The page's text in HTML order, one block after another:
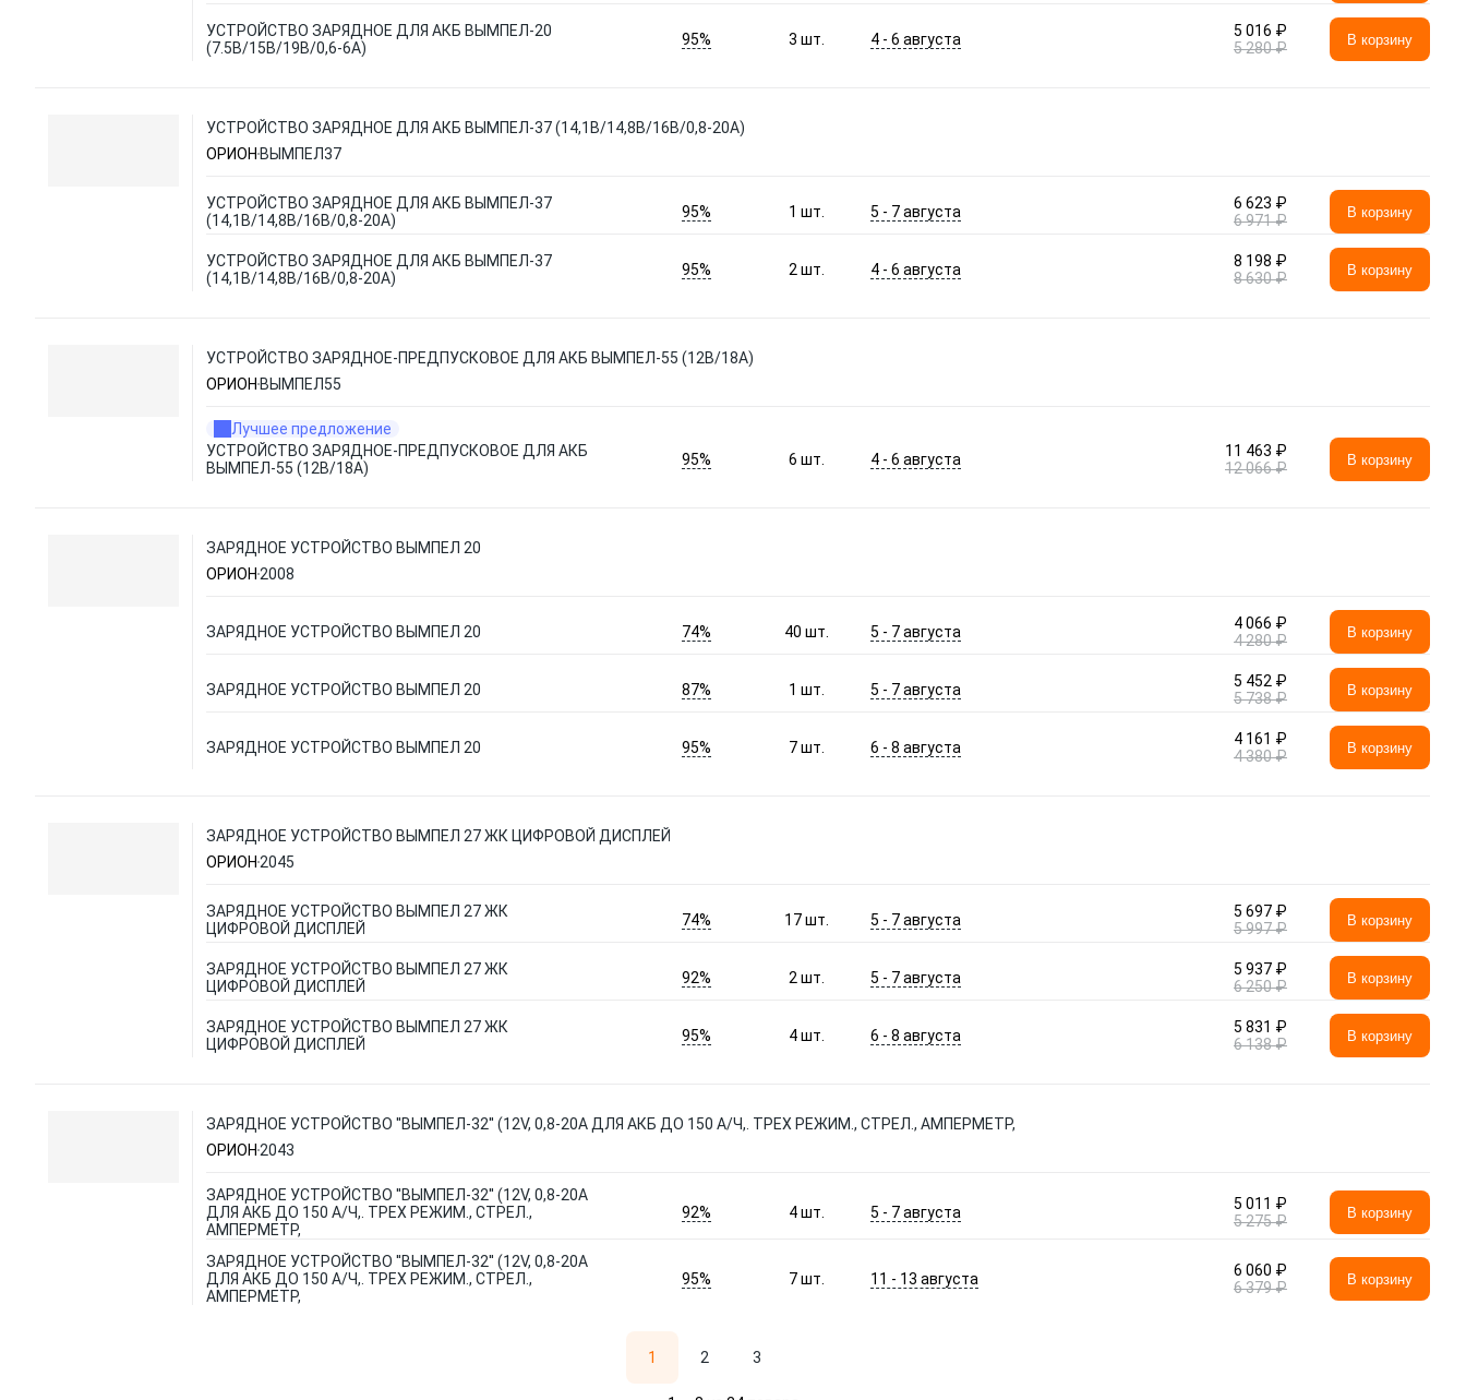
УСТРОЙСТВО ЗАРЯДНОЕ ДЛЯ АКБ ВЫМПЕЛ-20
(7.5В/15В/19B/0,6-6А)
95% 3шт. 4 - 6 августа
5 016 ₽
5 280 ₽
В корзину
УСТРОЙСТВО ЗАРЯДНОЕ ДЛЯ АКБ ВЫМПЕЛ-37 (14,1В/14,8В/16B/0,8-20А)
ОРИОН ВЫМПЕЛ37
УСТРОЙСТВО ЗАРЯДНОЕ ДЛЯ АКБ ВЫМПЕЛ-37
(14,1В/14,8В/16B/0,8-20А)
95% 1шт. 5 - 7 августа
6 623 ₽
6 971 ₽
В корзину
УСТРОЙСТВО ЗАРЯДНОЕ ДЛЯ АКБ ВЫМПЕЛ-37
(14,1В/14,8В/16B/0,8-20А)
95% 2шт. 4 - 6 августа
8 198 ₽
8 630 ₽
В корзину
УСТРОЙСТВО ЗАРЯДНОЕ-ПРЕДПУСКОВОЕ ДЛЯ АКБ ВЫМПЕЛ-55 (12В/18А)
ОРИОН ВЫМПЕЛ55
Лучшее предложение
УСТРОЙСТВО ЗАРЯДНОЕ-ПРЕДПУСКОВОЕ ДЛЯ АКБ
ВЫМПЕЛ-55 (12В/18А)
95% 6шт. 4 - 6 августа
11 463 ₽
12 066 ₽
В корзину
ЗАРЯДНОЕ УСТРОЙСТВО ВЫМПЕЛ 20
ОРИОН 2008
ЗАРЯДНОЕ УСТРОЙСТВО ВЫМПЕЛ 20 74% 40шт. 5 - 7 августа
4 066 ₽
4 280 ₽
В корзину
ЗАРЯДНОЕ УСТРОЙСТВО ВЫМПЕЛ 20 87% 1шт. 5 - 7 августа
5 452 ₽
5 738 ₽
В корзину
ЗАРЯДНОЕ УСТРОЙСТВО ВЫМПЕЛ 20 95% 7шт. 6 - 8 августа
4 161 ₽
4 380 ₽
В корзину
ЗАРЯДНОЕ УСТРОЙСТВО ВЫМПЕЛ 27 ЖК ЦИФРОВОЙ ДИСПЛЕЙ
ОРИОН 2045
ЗАРЯДНОЕ УСТРОЙСТВО ВЫМПЕЛ 27 ЖК
ЦИФРОВОЙ ДИСПЛЕЙ
74% 17шт. 5 - 7 августа
5 697 ₽
5 997 ₽
В корзину
ЗАРЯДНОЕ УСТРОЙСТВО ВЫМПЕЛ 27 ЖК
ЦИФРОВОЙ ДИСПЛЕЙ
92% 2шт. 5 - 7 августа
5 937 ₽
6 250 ₽
В корзину
ЗАРЯДНОЕ УСТРОЙСТВО ВЫМПЕЛ 27 ЖК
ЦИФРОВОЙ ДИСПЛЕЙ
95% 4шт. 6 - 8 августа
5 831 ₽
6 138 ₽
В корзину
ЗАРЯДНОЕ УСТРОЙСТВО ''ВЫМПЕЛ-32'' (12V, 0,8-20А ДЛЯ АКБ ДО 150 А/Ч,. ТРЕХ РЕЖИМ., СТРЕЛ., АМПЕРМЕТР,
ОРИОН 2043
ЗАРЯДНОЕ УСТРОЙСТВО ''ВЫМПЕЛ-32'' (12V, 0,8-20А
ДЛЯ АКБ ДО 150 А/Ч,. ТРЕХ РЕЖИМ., СТРЕЛ.,
АМПЕРМЕТР,
92% 4шт. 5 - 7 августа
5 011 ₽
5 275 ₽
В корзину
ЗАРЯДНОЕ УСТРОЙСТВО ''ВЫМПЕЛ-32'' (12V, 0,8-20А
ДЛЯ АКБ ДО 150 А/Ч,. ТРЕХ РЕЖИМ., СТРЕЛ.,
АМПЕРМЕТР,
95% 7шт. 11 - 13 августа
6 060 ₽
6 379 ₽
В корзину
1 2 3